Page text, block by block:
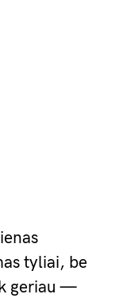
tyliai, be
geriau —